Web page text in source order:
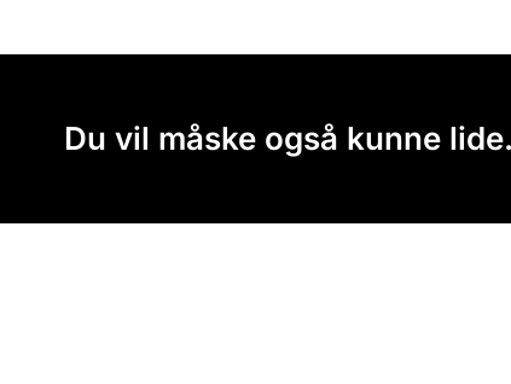
Du vil måske også kunne